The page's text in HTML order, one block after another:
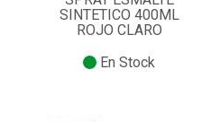
SINTETICO 400ML
ROJO CLARO
En Stock